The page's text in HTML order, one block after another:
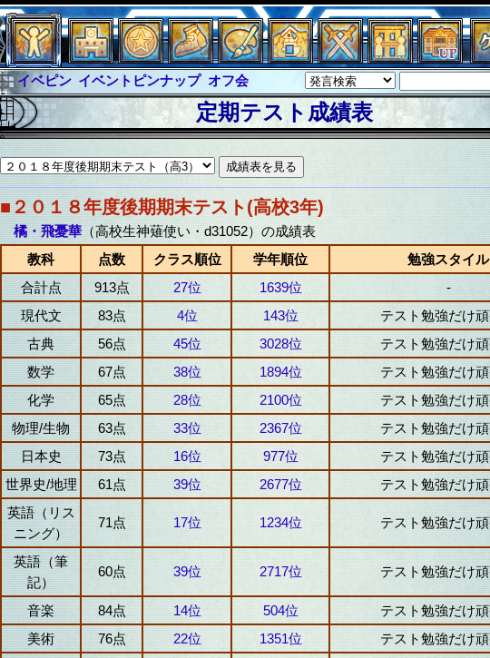
イベピン イベントピンナップ オフ会
グラシャ
グラシャ・ラボラス
グローバルジャスティス サイキックハーツ
サイキックハーツ大戦 シュラウド ソロモン
ファイナル アブソーバー
定期テスト成績表
■２０１８年度後期期末テスト(高校3年)
橘・飛憂華（高校生神薙使い・d31052）の成績表
教科
点数 クラス順位 学年順位
勉強スタイル
合計点
913点 27位 1639位
-
現代文
83点 4位 143位
テスト勉強だけ
古典
56点 45位 3028位
テスト勉強だけ
数学
67点 38位 1894位
テスト勉強だけ
化学
65点 28位 2100位
テスト勉強だけ
物理/生物
63点 33位 2367位
テスト勉強だけ
日本史
73点 16位 977位
テスト勉強だけ
世界史/地理
61点 39位 2677位
テスト勉強だけ
英語（リス
ニング）
71点 17位 1234位 テスト勉強だけ
英語（筆
記）
60点 39位 2717位 テスト勉強だけ
音楽 84点 14位 504位
テスト勉強だけ
美術
76点 22位 1351位
テスト勉強だけ